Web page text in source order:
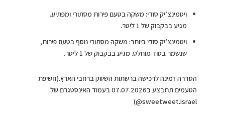
ויטמינצ’יק סודי: משקה בטעם פירות מסתורי ומפתיע.
מגיע בבקבוק של 1 ליטר.
ויטמינצ’יק סודי ביותר: משקה מסתורי נוסף בטעם פירות,
שנשמר בסוד מוחלט. מגיע בבקבוק של 1 ליטר.
הסדרה זמינה לרכישה ברשתות השיווק ברחבי הארץ.(חשיפת
הטעמים תתבצע ב07.07.2026 בעמוד האינסטגרם של
sweetweet.israel@)